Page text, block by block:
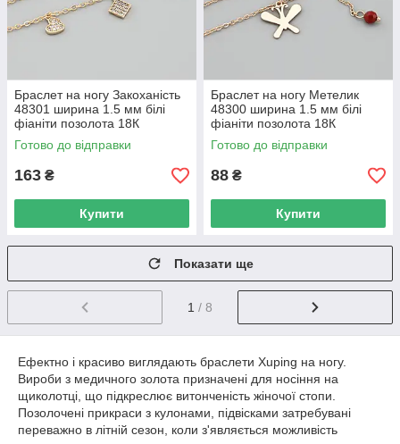
Браслет на ногу Закоханість
48301 ширина 1.5 мм білі
фіаніти позолота 18К
довжина 23+3
Готово до відправки
163 ₴
Купити
Браслет на ногу Метелик
48300 ширина 1.5 мм білі
фіаніти позолота 18К
довжина 24+5
Готово до відправки
88 ₴
Купити
Показати ще
1 / 8
Ефектно і красиво виглядають браслети Xuping на ногу.
Вироби з медичного золота призначені для носіння на
щиколотці, що підкреслює витонченість жіночої стопи.
Позолочені прикраси з кулонами, підвісками затребувані
переважно в літній сезон, коли з'являється можливість